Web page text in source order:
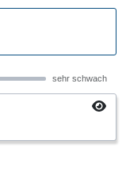
sehr schwach